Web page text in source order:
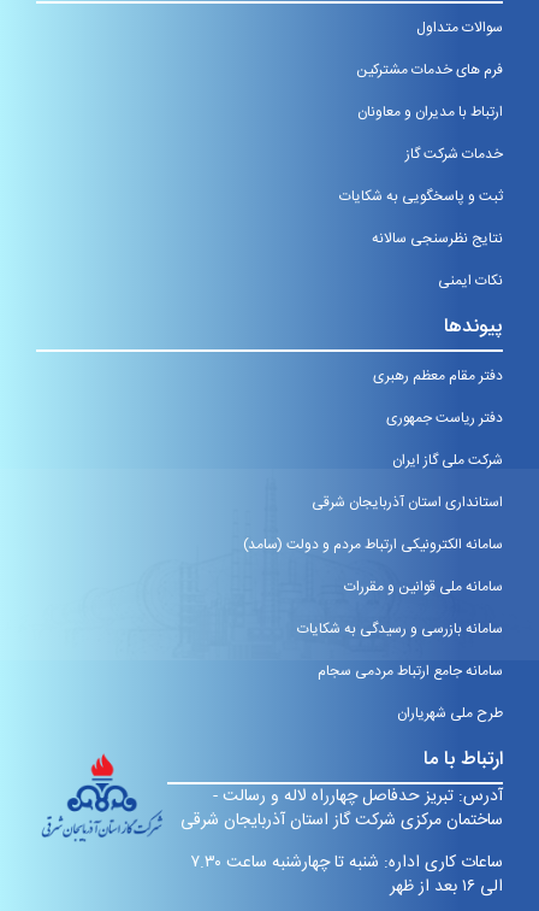
سوالات متداول
فرم های خدمات مشترکین
ارتباط با مدیران و معاونان
خدمات شرکت گاز
ثبت و پاسخگویی به شکایات
نتایج نظرسنجی سالانه
نکات ایمنی
پیوندها
دفتر مقام معظم رهبری
دفتر ریاست جمهوری
شرکت ملی گاز ایران
استانداری استان آذربایجان شرقی
سامانه الکترونیکی ارتباط مردم و دولت (سامد)
سامانه ملی قوانین و مقررات
سامانه بازرسی و رسیدگی به شکایات
سامانه جامع ارتباط مردمی سجام
طرح ملی شهریاران
ارتباط با ما
آدرس: تبریز حدفاصل چهارراه لاله و رسالت -
ساختمان مرکزی شرکت گاز استان آذربایجان شرقی
ساعات کاری اداره: شنبه تا چهارشنبه ساعت ۷.۳۰
الی ۱۶ بعد از ظهر